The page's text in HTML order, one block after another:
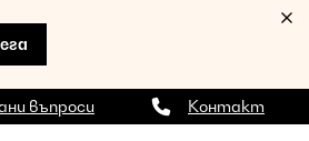
въпроси Контакт